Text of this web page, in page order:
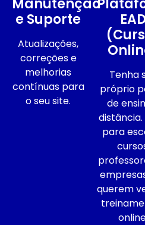
e Suporte
Atualizações,
correções e
melhorias
contínuas para
o seu site.
EAD
Tenha
próprio
de
para
querem